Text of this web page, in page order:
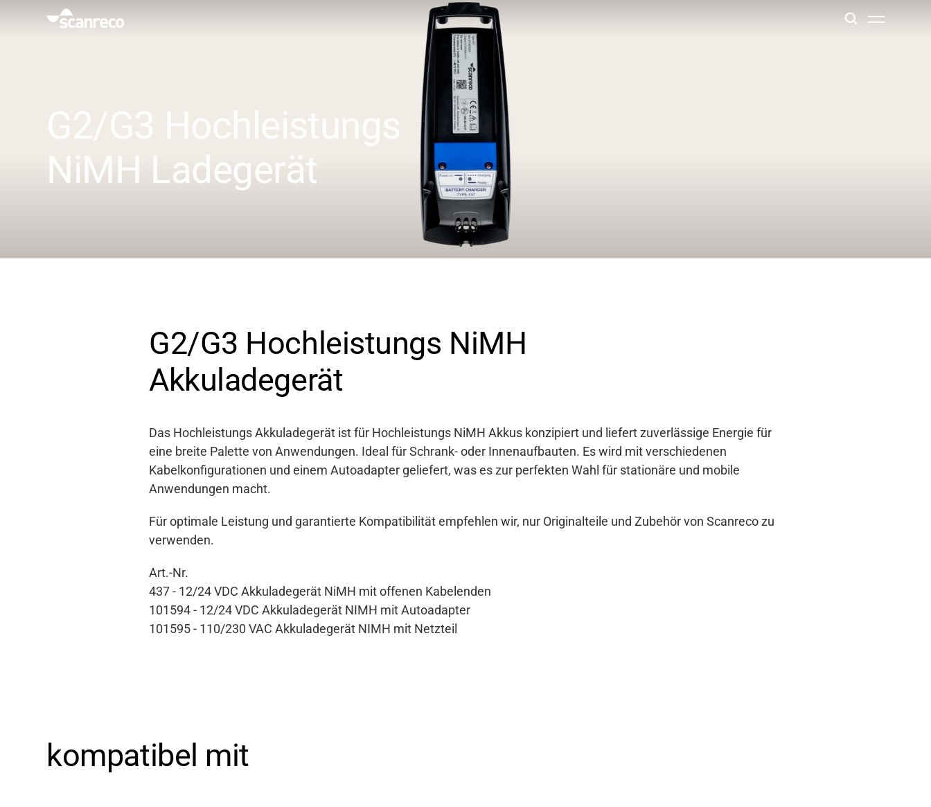
Bedienerproduktivität und Sicherheit
G2/G3 Hochleistungs
NiMH Ladegerät
G2/G3 Hochleistungs NiMH
Akkuladegerät
Das Hochleistungs Akkuladegerät ist für Hochleistungs NiMH Akkus konzipiert und liefert zuverlässige Energie für
eine breite Palette von Anwendungen. Ideal für Schrank- oder Innenaufbauten. Es wird mit verschiedenen
Kabelkonfigurationen und einem Autoadapter geliefert, was es zur perfekten Wahl für stationäre und mobile
Anwendungen macht.
Für optimale Leistung und garantierte Kompatibilität empfehlen wir, nur Originalteile und Zubehör von Scanreco zu
verwenden.
Art.-Nr.
437 - 12/24 VDC Akkuladegerät NiMH mit offenen Kabelenden
101594 - 12/24 VDC Akkuladegerät NIMH mit Autoadapter
101595 - 110/230 VAC Akkuladegerät NIMH mit Netzteil
kompatibel mit